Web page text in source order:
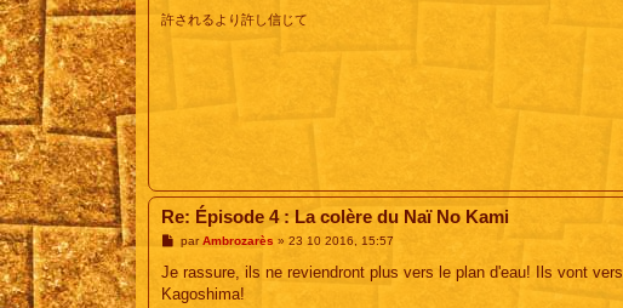
許されるより許し信じて
Re: Épisode 4 : La colère du Naï No Kami
M
s
a
parAmbrozarès » 23 10 2016, 15:57
Je rassure, ils ne reviendront plus vers le plan d'eau! Ils vont
Kagoshima!